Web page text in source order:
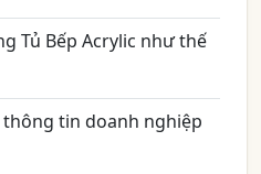
Tủ Bếp Acrylic như thế
tin doanh nghiệp